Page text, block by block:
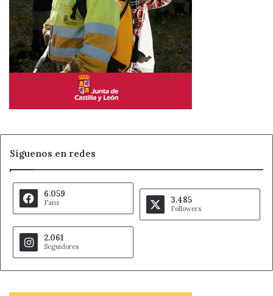
Síguenos en redes
6.059
Fans 3.485
Followers
2.061
Seguidores